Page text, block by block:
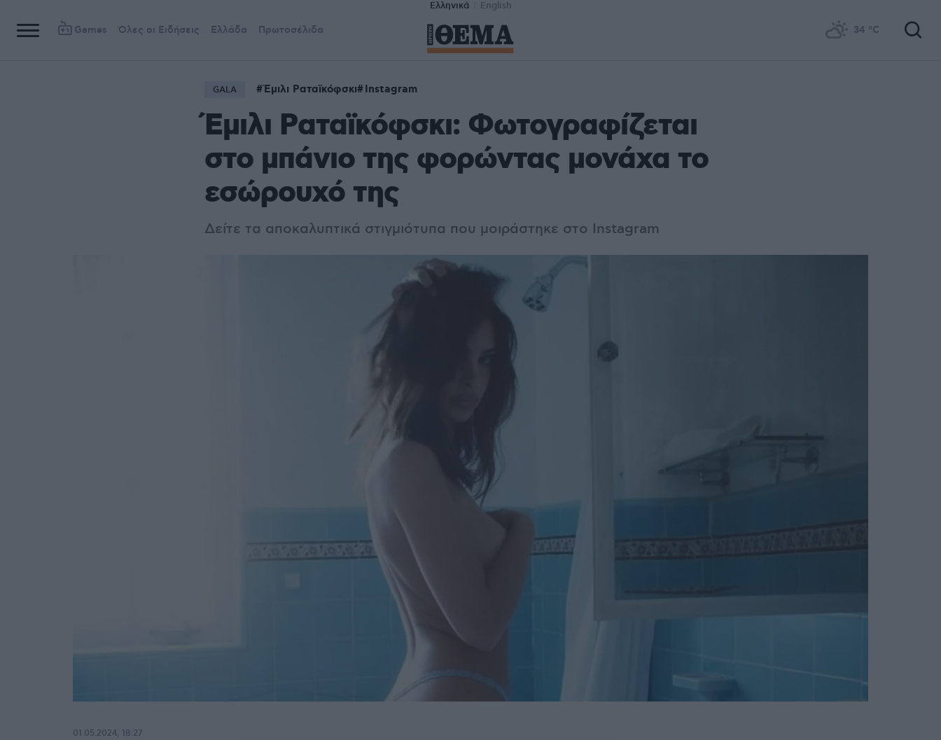
Ελληνικά English
Games Όλες οι Ειδήσεις Ελλάδα Πρωτοσέλιδα 34 °C
GALA Έμιλι Ραταϊκόφσκι Instagram
Έμιλι Ραταϊκόφσκι: Φωτογραφίζεται
στο μπάνιο της φορώντας μονάχα το
εσώρουχό της
Δείτε τα αποκαλυπτικά στιγμιότυπα που μοιράστηκε στο Instagram
01.05.2024, 18:27